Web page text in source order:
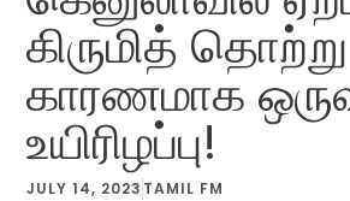
கிருமித் தொற்று
காரணமாக
உயிரிழப்பு!
JULY 14, 2023 TAMIL FM